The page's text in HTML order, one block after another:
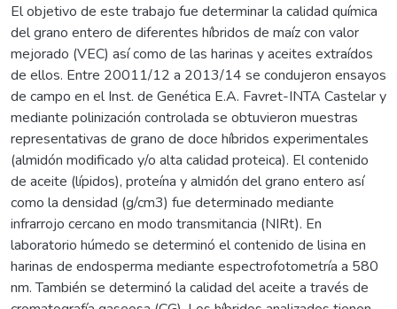
El objetivo de este trabajo fue determinar la calidad química
del grano entero de diferentes híbridos de maíz con valor
mejorado (VEC) así como de las harinas y aceites extraídos
de ellos. Entre 20011/12 a 2013/14 se condujeron ensayos
de campo en el Inst. de Genética E.A. Favret-INTA Castelar y
mediante polinización controlada se obtuvieron muestras
representativas de grano de doce híbridos experimentales
(almidón modificado y/o alta calidad proteica). El contenido
de aceite (lípidos), proteína y almidón del grano entero así
como la densidad (g/cm3) fue determinado mediante
infrarrojo cercano en modo transmitancia (NIRt). En
laboratorio húmedo se determinó el contenido de lisina en
harinas de endosperma mediante espectrofotometría a 580
nm. También se determinó la calidad del aceite a través de